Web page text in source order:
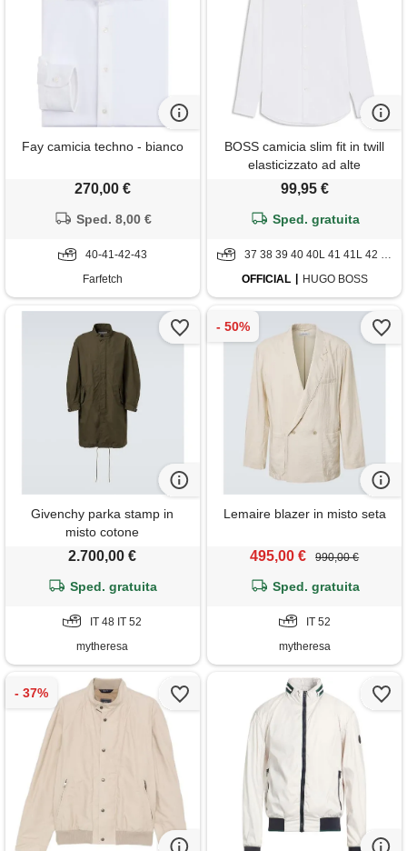
Fay camicia techno - bianco
270,00 €
Sped. 8,00 €
40-41-42-43
Farfetch
BOSS camicia slim fit in twill
elasticizzato ad alte
prestazioni, bianco
99,95 €
Sped. gratuita
37 38 39 40 40L 41 41L 42 42L 43L 44 44L 45 45L 46
OFFICIAL
HUGO BOSS
Givenchy parka stamp in
misto cotone
2.700,00 €
Sped. gratuita
IT 48 IT 52
mytheresa
Lemaire blazer in misto seta
495,00 € 990,00 €
Sped. gratuita
IT 52
mytheresa